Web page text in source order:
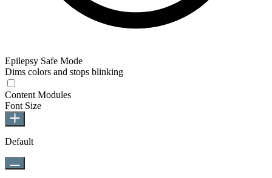
Epilepsy Safe Mode
Dims colors and stops blinking
Content Modules
Font Size
Default